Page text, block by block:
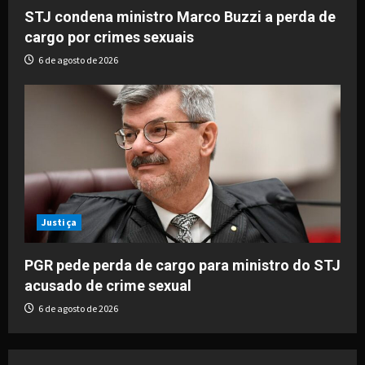
STJ condena ministro Marco Buzzi a perda de
cargo por crimes sexuais
6 de agosto de 2026
Justiça
PGR pede perda de cargo para ministro do STJ
acusado de crime sexual
6 de agosto de 2026